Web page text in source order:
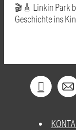
🎬🎸 Linkin Park
Geschichte ins